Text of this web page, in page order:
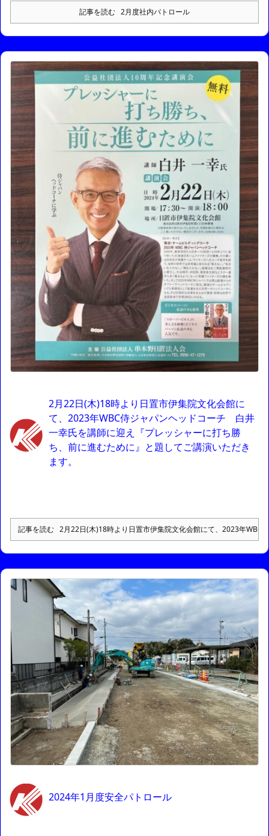
記事を読む 2月度社内パトロール
2月22日(木)18時より日置市伊集院文化会館に
て、2023年WBC侍ジャパンヘッドコーチ 白井
一幸氏を講師に迎え『プレッシャーに打ち勝
ち、前に進むために』と題してご講演いただき
ます。
記事を読む 2月22日(木)18時より日置市伊集院文化会館にて、2023年
2024年1月度安全パトロール